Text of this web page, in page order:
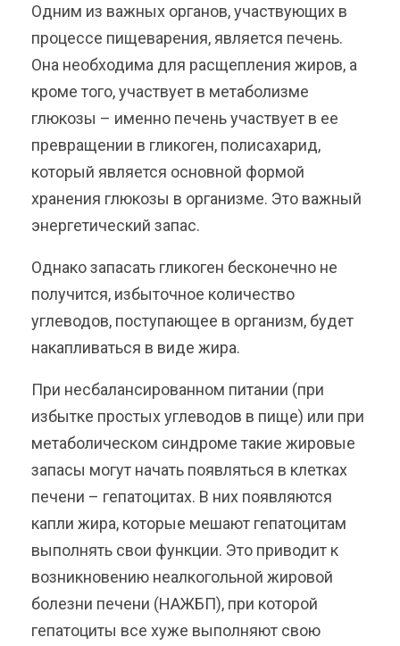
Одним из важных органов, участвующих в
процессе пищеварения, является печень.
Она необходима для расщепления жиров, а
кроме того, участвует в метаболизме
глюкозы – именно печень участвует в ее
превращении в гликоген, полисахарид,
который является основной формой
хранения глюкозы в организме. Это важный
энергетический запас.
Однако запасать гликоген бесконечно не
получится, избыточное количество
углеводов, поступающее в организм, будет
накапливаться в виде жира.
При несбалансированном питании (при
избытке простых углеводов в пище) или при
метаболическом синдроме такие жировые
запасы могут начать появляться в клетках
печени – гепатоцитах. В них появляются
капли жира, которые мешают гепатоцитам
выполнять свои функции. Это приводит к
возникновению неалкогольной жировой
болезни печени (НАЖБП), при которой
гепатоциты все хуже выполняют свою